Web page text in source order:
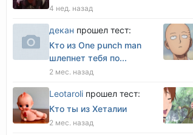
4 нед. назад
декан прошел тест:
Кто из One punch man
шлепнет тебя по...
2 мес. назад
Leotaroli прошел тест:
Кто ты из Хеталии
2 мес. назад